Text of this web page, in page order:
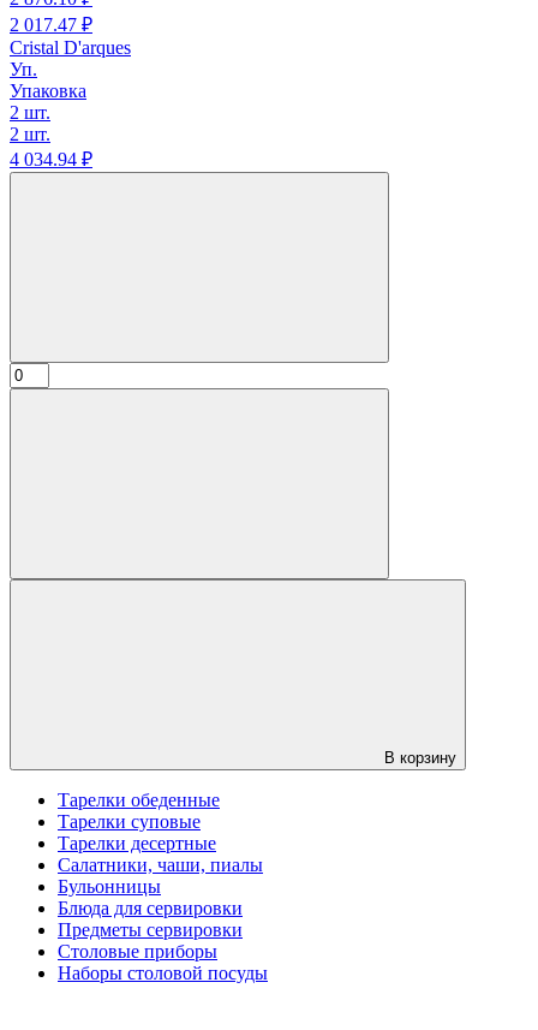
2 017.47 ₽
Cristal D'arques
Уп.
Упаковка
2 шт.
2 шт.
4 034.94 ₽
В корзину
Тарелки обеденные
Тарелки суповые
Тарелки десертные
Салатники, чаши, пиалы
Бульонницы
Блюда для сервировки
Предметы сервировки
Столовые приборы
Наборы столовой посуды